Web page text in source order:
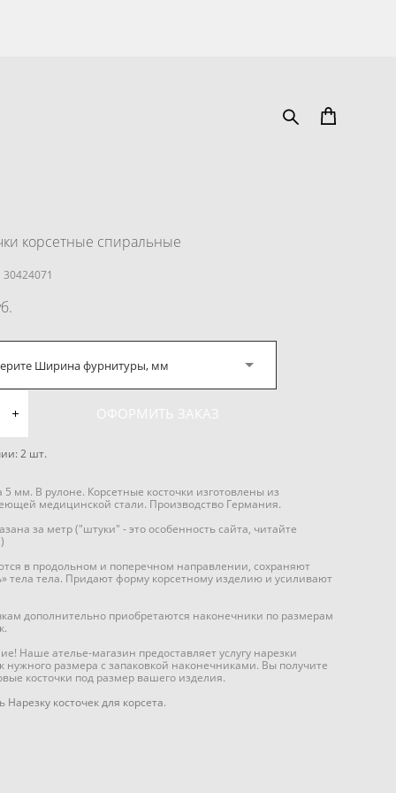
корсетные спиральные
Ширина фурнитуры, мм
2шт.
ОФОРМИТЬ ЗАКАЗ
мм. В рулоне. Корсетные косточки изготовлены из
медицинской стали. Производство Германия.
за метр ("штуки" - это особенность сайта, читайте
в продольном и поперечном направлении, сохраняют
тела тела. Придают форму корсетному изделию и усиливают
дополнительно приобретаются наконечники по размерам
Наше ателье-магазин предоставляет услугу нарезки
нужного размера с запаковкой наконечниками. Вы получите
косточки под размер вашего изделия.
Нарезку косточек для корсета.